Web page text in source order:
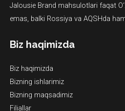
Jalousie Brand mahsulotlari faqat
emas, balki Rossiya va AQSHda
Biz haqimizda
Biz haqimizda
Bizning ishlarimiz
Bizning maqsadimiz
Filiallar